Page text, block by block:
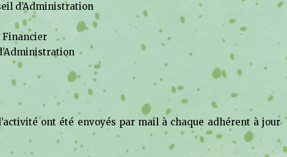
d’Administration
Financier
ont été envoyés par mail à chaque adhérent à jour